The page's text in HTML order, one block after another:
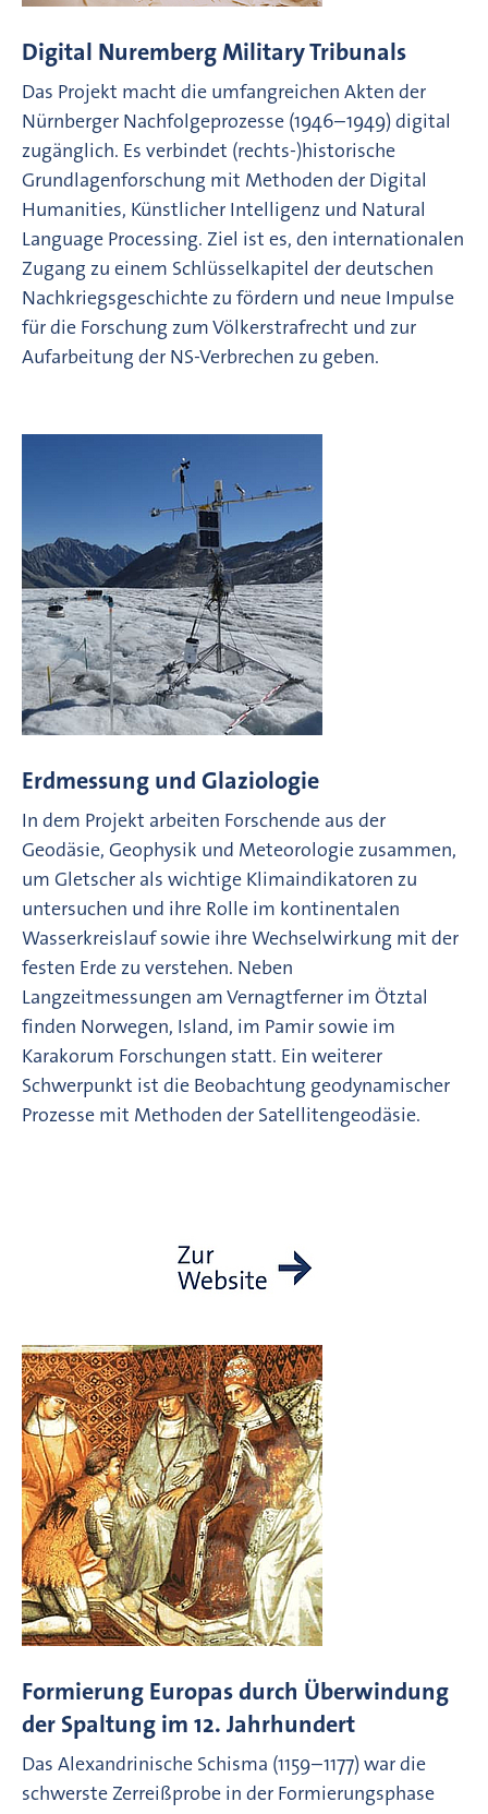
Digital Nuremberg Military Tribunals
Das Projekt macht die umfangreichen Akten der
Nürnberger Nachfolgeprozesse (1946–1949) digital
zugänglich. Es verbindet (rechts-)historische
Grundlagenforschung mit Methoden der Digital
Humanities, Künstlicher Intelligenz und Natural
Language Processing. Ziel ist es, den internationalen
Zugang zu einem Schlüsselkapitel der deutschen
Nachkriegsgeschichte zu fördern und neue Impulse
für die Forschung zum Völkerstrafrecht und zur
Aufarbeitung der NS-Verbrechen zu geben.
Erdmessung und Glaziologie
In dem Projekt arbeiten Forschende aus der
Geodäsie, Geophysik und Meteorologie zusammen,
um Gletscher als wichtige Klimaindikatoren zu
untersuchen und ihre Rolle im kontinentalen
Wasserkreislauf sowie ihre Wechselwirkung mit der
festen Erde zu verstehen. Neben
Langzeitmessungen am Vernagtferner im Ötztal
finden Norwegen, Island, im Pamir sowie im
Karakorum Forschungen statt. Ein weiterer
Schwerpunkt ist die Beobachtung geodynamischer
Prozesse mit Methoden der Satellitengeodäsie.
Formierung Europas durch Überwindung
der Spaltung im 12. Jahrhundert
Das Alexandrinische Schisma (1159–1177) war die
schwerste Zerreißprobe in der Formierungsphase